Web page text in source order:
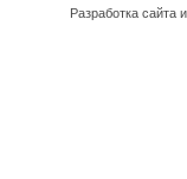
Разработка сайта